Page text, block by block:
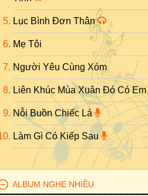
Lục Bình Đơn Thân
Mẹ Tôi
Người Yêu Cùng Xóm
Liên Khúc Mùa Xuân Đó Có Em
Nỗi Buồn Chiếc Lá
Làm Gì Có Kiếp Sau
ALBUM NGHE NHIỀU